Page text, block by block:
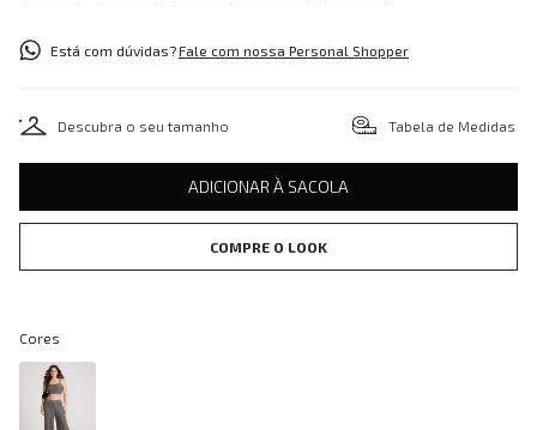
Está com dúvidas?Fale com nossa Personal Shopper
Descubra o seu tamanho Tabela de Medidas
ADICIONAR À SACOLA
COMPRE O LOOK
Cores